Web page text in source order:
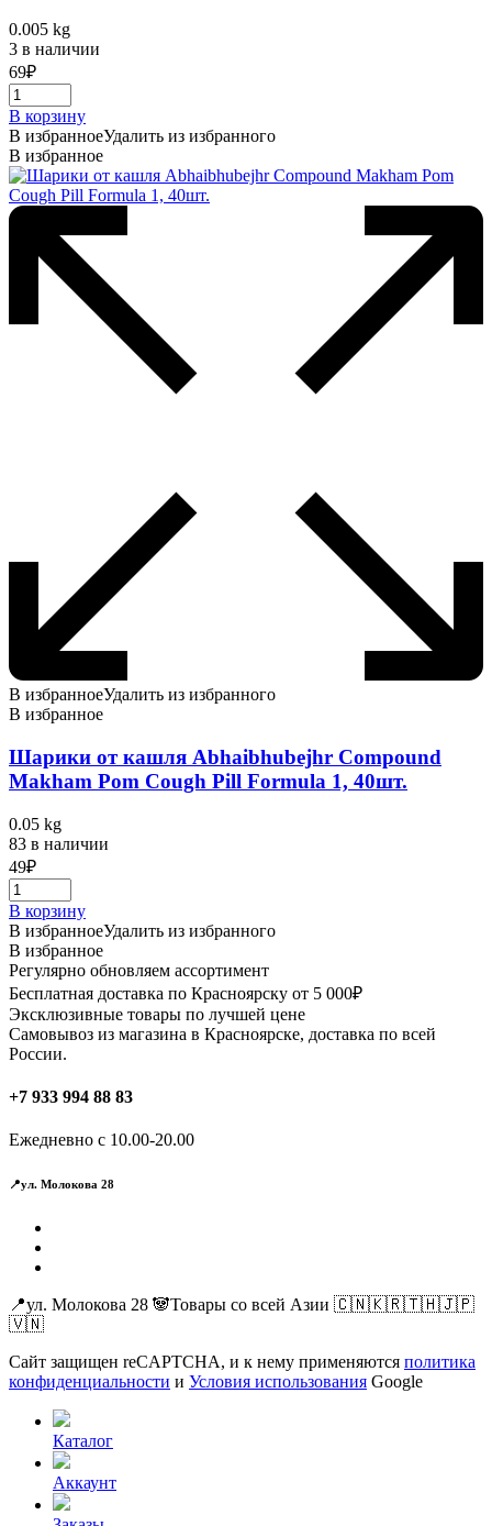
0.005 kg
3 в наличии
69₽
В корзину
В избранноеУдалить из избранного
В избранное
В избранноеУдалить из избранного
В избранное
Шарики от кашля Abhaibhubejhr Compound
Makham Pom Cough Pill Formula 1, 40шт.
0.05 kg
83 в наличии
49₽
В корзину
В избранноеУдалить из избранного
В избранное
Регулярно обновляем ассортимент
Бесплатная доставка по Красноярску от 5 000₽
Эксклюзивные товары по лучшей цене
Самовывоз из магазина в Красноярске, доставка по всей
России.
+7 933 994 88 83
Ежедневно с 10.00-20.00
📍ул. Молокова 28
📍ул. Молокова 28 🐼Товары со всей Азии 🇨🇳🇰🇷🇹🇭🇯🇵
🇻🇳
Сайт защищен reCAPTCHA, и к нему применяются политика
конфиденциальности и Условия использования Google
Каталог
Аккаунт